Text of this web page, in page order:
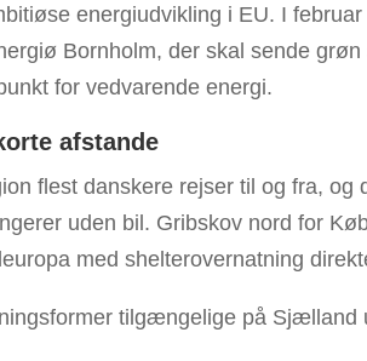
energiudvikling i EU. I
Bornholm, der skal sende
for vedvarende energi.
afstande
flest danskere rejser til og fra, og
uden bil. Gribskov nord for
med shelterovernatning
tilgængelige på Sjælland